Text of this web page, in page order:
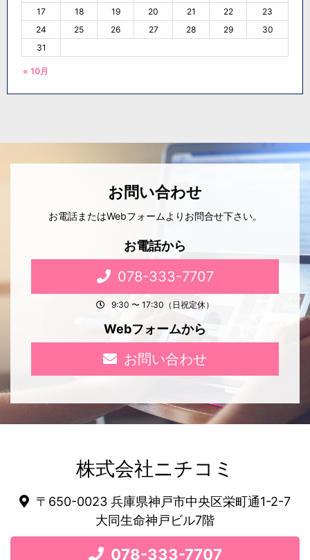
« 10月
17
18 19 20 21 22
23
24
25 26 27 28 29
30
31
お問い合わせ
お電話またはWebフォームよりお問合せ下さい。
お電話から
078-333-7707
9:30 〜 17:30（日祝定休）
Webフォームから
お問い合わせ
株式会社ニチコミ
〒650-0023 兵庫県神戸市中央区栄町通1-2-7
大同生命神戸ビル7階
078-333-7707